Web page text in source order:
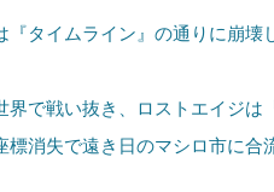
タイムライン』の通りに崩壊
で戦い抜き、ロストエイジは
消失で遠き日のマシロ市に合